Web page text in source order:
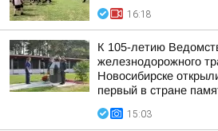
16:18
К 105-летию
железнодорожного
Новосибирске
первый в стране
15:03